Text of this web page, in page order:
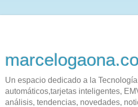
Un espacio dedicado a la
automáticos,tarjetas inteligentes,
análisis, tendencias, novedades,